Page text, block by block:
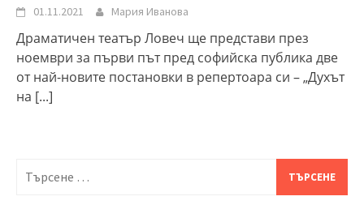
01.11.2021 Мария Иванова
Драматичен театър Ловеч ще представи през
ноември за първи път пред софийска публика две
от най-новите постановки в репертоара си – „Духът
на [...]
Търсене